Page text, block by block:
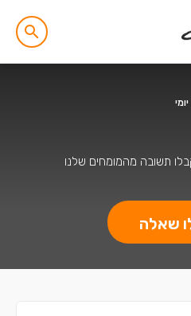
תשובה מהמומחים שלנו
שאלה